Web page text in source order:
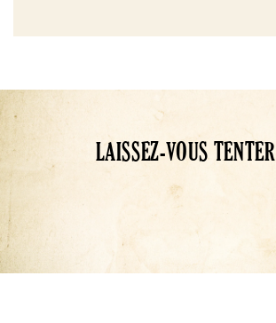
LAISSEZ-VOUS TENTER